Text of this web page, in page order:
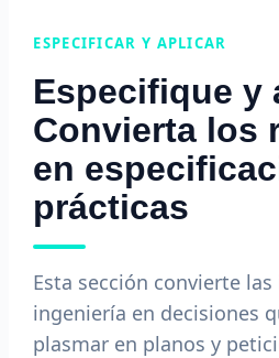
ESPECIFICAR Y APLICAR
Especifique y
Convierta los
en
prácticas
Esta sección convierte
ingeniería en decisiones
plasmar en planos y